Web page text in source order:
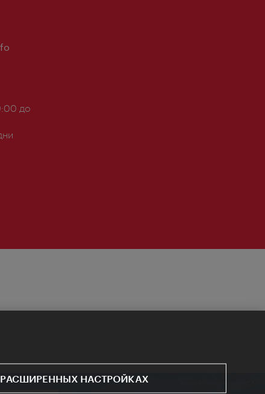
до
РАСШИРЕННЫХ НАСТРОЙКАХ